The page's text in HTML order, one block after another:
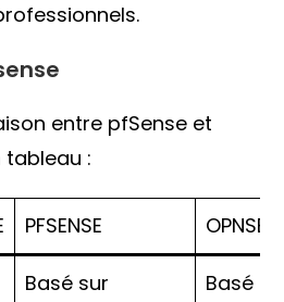
entre pfSense et
tableau :
PFSENSE
Basé sur
Basé